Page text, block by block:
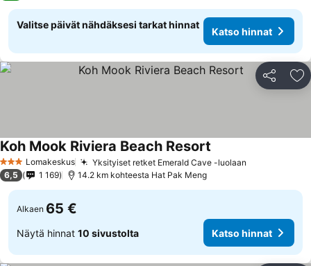
Valitse päivät nähdäksesi tarkat hinnat
Katso hinnat
Jaa
3 Tähtiluokitus
Lomakeskus Yksityiset retket Emerald Cave -luolaan
Koh Mook Riviera Beach Resort
6,5 1 169 14.2 km kohteesta Hat Pak Meng
Alkaen 65 €
Näytä hinnat 10 sivustolta Katso hinnat